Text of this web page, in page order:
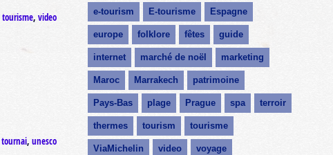
tourisme, video
tournai, unesco
e-tourism E-tourisme Espagne
europe folklore fêtes guide
internet marché de noël marketing
Maroc Marrakech patrimoine
Pays-Bas plage Prague spa terroir
thermes tourism tourisme
ViaMichelin video voyage